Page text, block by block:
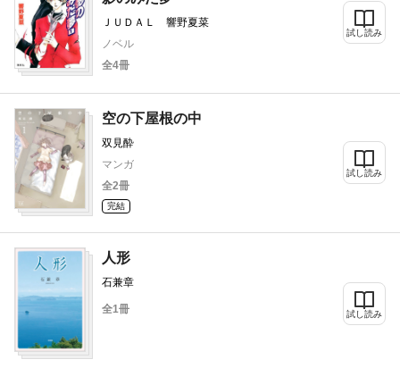
ＪＵＤＡＬ 響野夏菜
ノベル
全4冊
試し読み
空の下屋根の中
双見酔
マンガ
全2冊
完結
試し読み
人形
石兼章
全1冊 試し読み